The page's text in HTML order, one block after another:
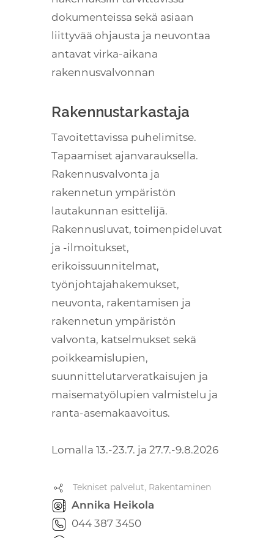
dokumenteissa sekä asiaan
liittyvää ohjausta ja neuvontaa
antavat virka-aikana
rakennusvalvonnan
Rakennustarkastaja
Tavoitettavissa puhelimitse.
Tapaamiset ajanvarauksella.
Rakennusvalvonta ja
rakennetun ympäristön
lautakunnan esittelijä.
Rakennusluvat, toimenpideluvat
ja -ilmoitukset,
erikoissuunnitelmat,
työnjohtajahakemukset,
neuvonta, rakentamisen ja
rakennetun ympäristön
valvonta, katselmukset sekä
poikkeamislupien,
suunnittelutarveratkaisujen ja
maisematyölupien valmistelu ja
ranta-asemakaavoitus.
Lomalla 13.-23.7. ja 27.7.-9.8.2026
Tekniset palvelut, Rakentaminen
Annika Heikola
044 387 3450